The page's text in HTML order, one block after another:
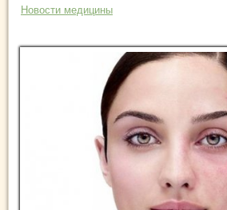
Новости медицины